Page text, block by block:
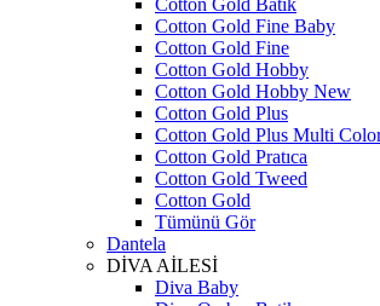
Cotton Gold Batik
Cotton Gold Fine Baby
Cotton Gold Fine
Cotton Gold Hobby
Cotton Gold Hobby New
Cotton Gold Plus
Cotton Gold Plus Multi
Cotton Gold Pratıca
Cotton Gold Tweed
Cotton Gold
Tümünü Gör
Dantela
DİVA AİLESİ
Diva Baby